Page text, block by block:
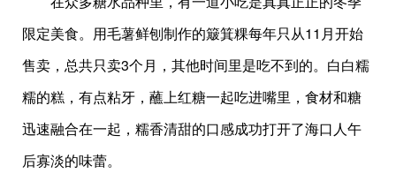
限定美食。用毛薯鲜刨制作的簸箕粿每年只从11月开始
售卖，总共只卖3个月，其他时间里是吃不到的。白白糯
糯的糕，有点粘牙，蘸上红糖一起吃进嘴里，食材和糖
迅速融合在一起，糯香清甜的口感成功打开了海口人午
后寡淡的味蕾。